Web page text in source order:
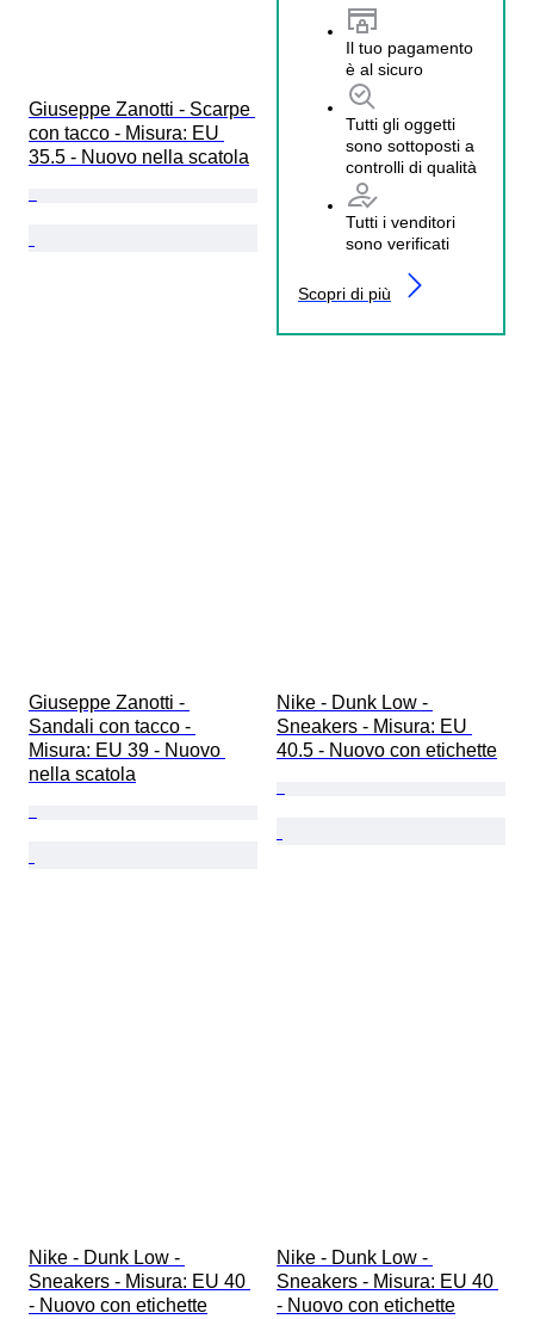
Il tuo pagamento
è al sicuro
Tutti gli oggetti
sono sottoposti a
controlli di qualità
Tutti i venditori
sono verificati
Scopri di più
Giuseppe Zanotti - Scarpe
con tacco - Misura: EU
35.5 - Nuovo nella scatola
Giuseppe Zanotti -
Sandali con tacco -
Misura: EU 39 - Nuovo
nella scatola
Nike - Dunk Low -
Sneakers - Misura: EU
40.5 - Nuovo con etichette
Nike - Dunk Low -
Sneakers - Misura: EU 40
- Nuovo con etichette
Nike - Dunk Low -
Sneakers - Misura: EU 40
- Nuovo con etichette